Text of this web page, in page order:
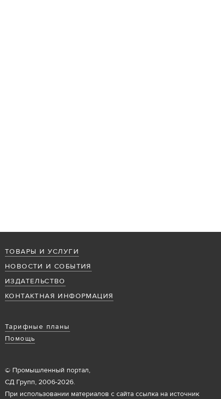
ТОВАРЫ И УСЛУГИ
НОВОСТИ И СОБЫТИЯ
ИЗДАТЕЛЬСТВО
КОНТАКТНАЯ ИНФОРМАЦИЯ
Тарифные планы
Помощь
© Промышленный портал,
СД Групп, 2006-2026.
При использовании материалов с сайта ссылка на источник